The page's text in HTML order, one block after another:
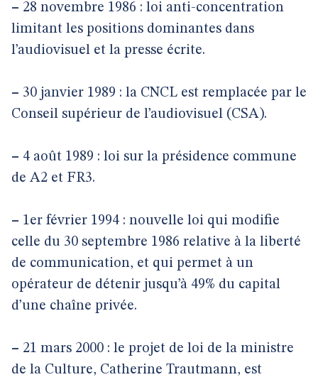
– 28 novembre 1986 : loi anti-concentration
limitant les positions dominantes dans
l’audiovisuel et la presse écrite.
– 30 janvier 1989 : la CNCL est remplacée par le
Conseil supérieur de l’audiovisuel (CSA).
– 4 août 1989 : loi sur la présidence commune
de A2 et FR3.
– 1er février 1994 : nouvelle loi qui modifie
celle du 30 septembre 1986 relative à la liberté
de communication, et qui permet à un
opérateur de détenir jusqu’à 49% du capital
d’une chaîne privée.
– 21 mars 2000 : le projet de loi de la ministre
de la Culture, Catherine Trautmann, est